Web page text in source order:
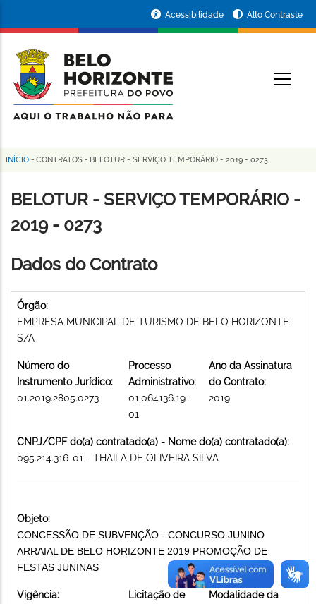
conteúdo
principal
da
Prefeitura
de
Horizonte
Acessibilidade Alto Contraste
Trilha
de
navegação
INÍCIO - CONTRATOS - BELOTUR - SERVIÇO TEMPORÁRIO - 2019 - 0273
BELOTUR - SERVIÇO TEMPORÁRIO -
2019 - 0273
Dados do Contrato
Órgão:
EMPRESA MUNICIPAL DE TURISMO DE BELO HORIZONTE
S/A
Número do
Instrumento Jurídico:
01.2019.2805.0273
Processo
Administrativo:
01.064136.19-
01
Ano da Assinatura
do Contrato:
2019
CNPJ/CPF do(a) contratado(a) - Nome do(a) contratado(a):
095.214.316-01 - THAILA DE OLIVEIRA SILVA
Objeto:
CONCESSÃO DE SUBVENÇÃO - CONCURSO JUNINO
ARRAIAL DE BELO HORIZONTE 2019 PROMOÇÃO DE
FESTAS JUNINAS
Vigência:
Licitação de
Modalidade da